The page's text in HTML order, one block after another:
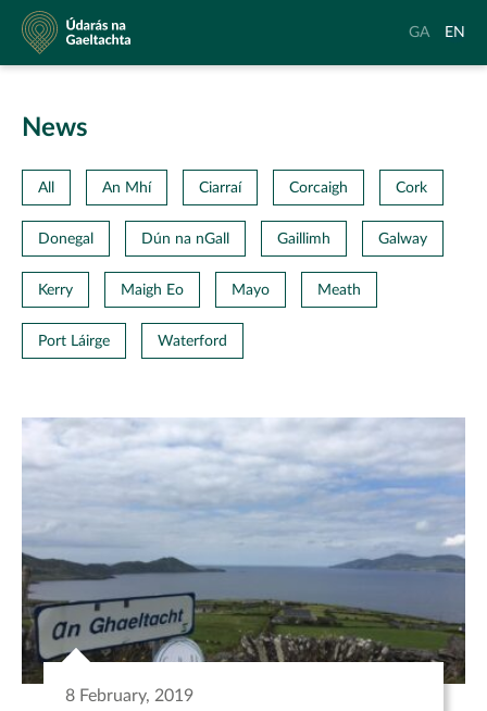
Údarás
na
Gaeltachta
Aistrigh
Gaeilge
GA
to
EN
News
All An Mhí Ciarraí Corcaigh Cork
Donegal Dún na nGall Gaillimh Galway
Kerry Maigh Eo Mayo Meath
Port Láirge Waterford
8 February, 2019